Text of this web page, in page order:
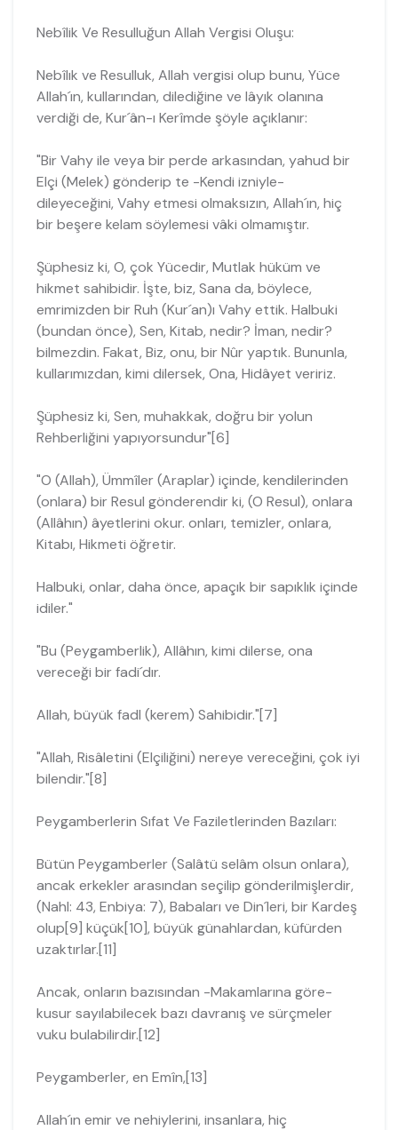
Nebîlik Ve Resulluğun Allah Vergisi Oluşu:
Nebîlık ve Resulluk, Allah vergisi olup bunu, Yüce
Allah´ın, kullarından, diledi­ğine ve lâyık olanına
verdiği de, Kur´ân-ı Kerîmde şöyle açıklanır:
"Bir Vahy ile veya bir perde arkasından, yahud bir
Elçi (Melek) gönderip te -Kendi izniyle-
dileyeceğini, Vahy etmesi olmaksızın, Allah´ın, hiç
bir beşere kelam söylemesi vâki olmamıştır.
Şüphesiz ki, O, çok Yücedir, Mutlak hüküm ve
hikmet sahibidir. İşte, biz, Sana da, böylece,
emrimizden bir Ruh (Kur´an)ı Vahy ettik. Halbuki
(bundan önce), Sen, Kitab, nedir? İman, nedir?
bilmezdin. Fakat, Biz, onu, bir Nûr yaptık. Bununla,
kullarımızdan, kimi dilersek, Ona, Hidâyet veririz.
Şüphesiz ki, Sen, muhakkak, doğru bir yolun
Rehberliğini yapıyorsundur"[6]
"O (Allah), Ümmîler (Araplar) içinde, kendilerinden
(onlara) bir Resul gönderen­dir ki, (O Resul), onlara
(Allâhın) âyetlerini okur. onları, temizler, onlara,
Kitabı, Hik­meti öğretir.
Halbuki, onlar, daha önce, apaçık bir sapıklık içinde
idiler."
"Bu (Peygamberlik), Allâhın, kimi dilerse, ona
vereceği bir fadi´dır.
Allah, büyük fadl (kerem) Sahibidir."[7]
"Allah, Risâletini (Elçiliğini) nereye vereceğini, çok iyi
bilendir."[8]
Peygamberlerin Sıfat Ve Faziletlerinden Bazıları:
Bütün Peygamberler (Salâtü selâm olsun onlara),
ancak erkekler arasından se­çilip gönderilmişlerdir,
(Nahl: 43, Enbiya: 7), Babaları ve Din´leri, bir Kardeş
olup[9] küçük[10], büyük günahlardan, küfürden
uzaktırlar.[11]
Ancak, onların bazısından -Makamlarına göre-
kusur sayılabilecek bazı davra­nış ve sürçmeler
vuku bulabilirdir.[12]
Peygamberler, en Emîn,[13]
Allah´ın emir ve nehiylerini, insanlara, hiç